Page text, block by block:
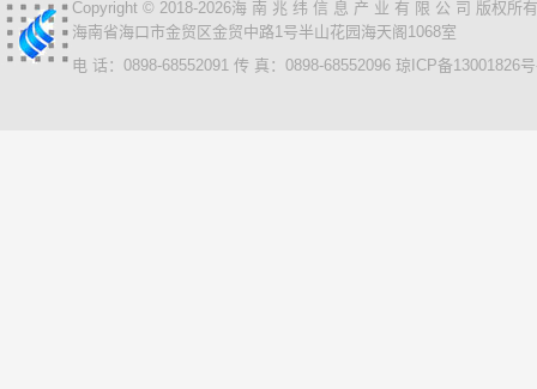
Copyright © 2018-2026海 南 兆 纬 信 息 产 业 有 限 公 司 版权所
海南省海口市金贸区金贸中路1号半山花园海天阁1068室
电 话：0898-68552091 传 真：0898-68552096 琼ICP备13001826